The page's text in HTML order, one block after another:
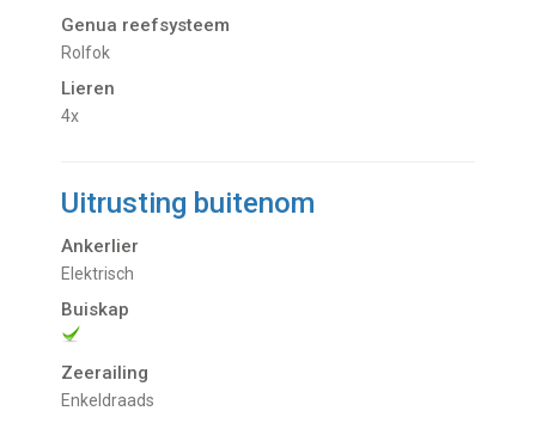
Genua reefsysteem
Rolfok
Lieren
4x
Uitrusting buitenom
Ankerlier
Elektrisch
Buiskap
Zeerailing
Enkeldraads